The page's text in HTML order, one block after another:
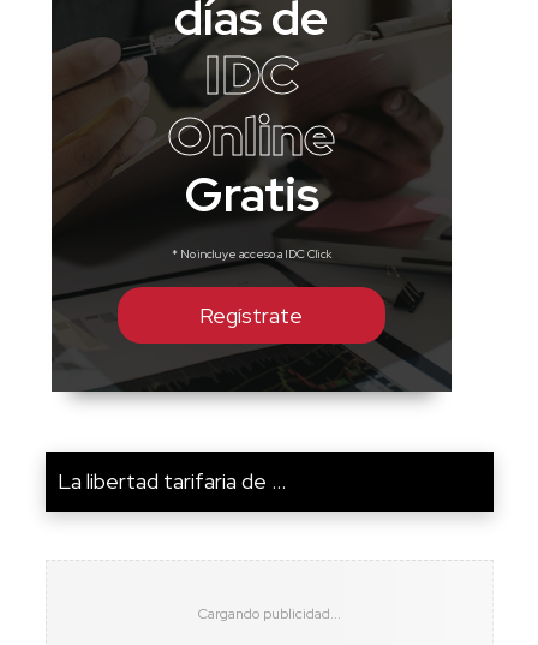
días de
IDC
Online
Gratis
* No incluye acceso a IDC Click
Regístrate
La libertad tarifaria de ...